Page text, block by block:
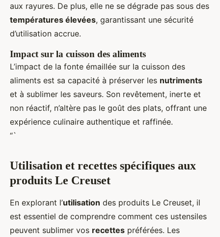
aux rayures. De plus, elle ne se dégrade pas sous des
températures élevées, garantissant une sécurité
d’utilisation accrue.
Impact sur la cuisson des aliments
L’impact de la fonte émaillée sur la cuisson des
aliments est sa capacité à préserver les nutriments
et à sublimer les saveurs. Son revêtement, inerte et
non réactif, n’altère pas le goût des plats, offrant une
expérience culinaire authentique et raffinée.
“`
Utilisation et recettes spécifiques aux
produits Le Creuset
En explorant l’utilisation des produits Le Creuset, il
est essentiel de comprendre comment ces ustensiles
peuvent sublimer vos recettes préférées. Les